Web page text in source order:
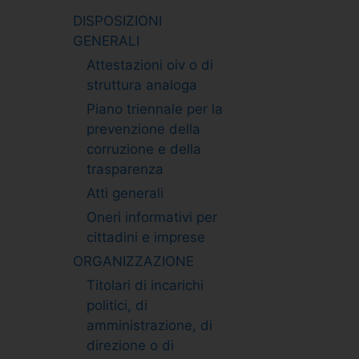
DISPOSIZIONI
GENERALI
Attestazioni oiv o di
struttura analoga
Piano triennale per la
prevenzione della
corruzione e della
trasparenza
Atti generali
Oneri informativi per
cittadini e imprese
ORGANIZZAZIONE
Titolari di incarichi
politici, di
amministrazione, di
direzione o di